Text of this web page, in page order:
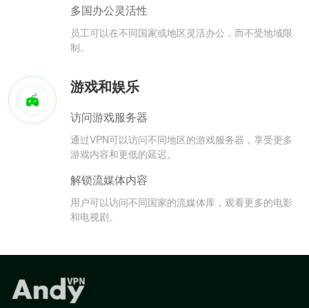
多国办公灵活性
员工可以在不同国家或地区灵活办公，而不受地域限
制。
游戏和娱乐
访问游戏服务器
通过VPN可以访问不同地区的游戏服务器，享受更多
游戏内容和更低的延迟。
解锁流媒体内容
用户可以访问不同国家的流媒体库，观看更多的电影
和电视剧。